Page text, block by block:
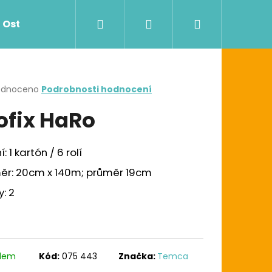
Ostatní Zdravotnictví Dávkovače
Přihlášení
Podrobnosti hodnocení
HaRo
1 kartón / 6 rolí
20cm x 140m; průměr 19cm
2
Kód: 075 443 Značka: Temca
UTĚRKA W1/W2/W3